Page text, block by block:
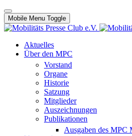
Mobile Menu Toggle
Aktuelles
Über den MPC
Vorstand
Organe
Historie
Satzung
Mitglieder
Auszeichnungen
Publikationen
Ausgaben des MPC